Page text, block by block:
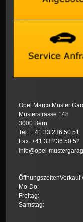
Opel Marco Muster
Musterstrasse 148
3000 Bern
Tel.: +41 33 236 50 51
Fax: +41 33 236 50 52
info@opel-
ÖffnungszeitenVerkauf
Mo-Do:
Freitag:
Samstag: